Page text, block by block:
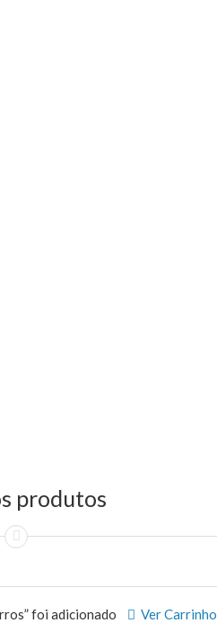
produtos
Ver Carrinho
foi adicionado